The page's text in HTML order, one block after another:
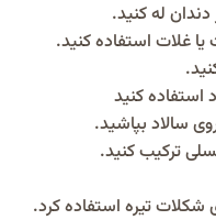
له کنید.
غلات استفاده کنید.
استفاده کنید
سالاد بپاشید.
ترکیب کنید.
شکلات تیره استفاده کرد.